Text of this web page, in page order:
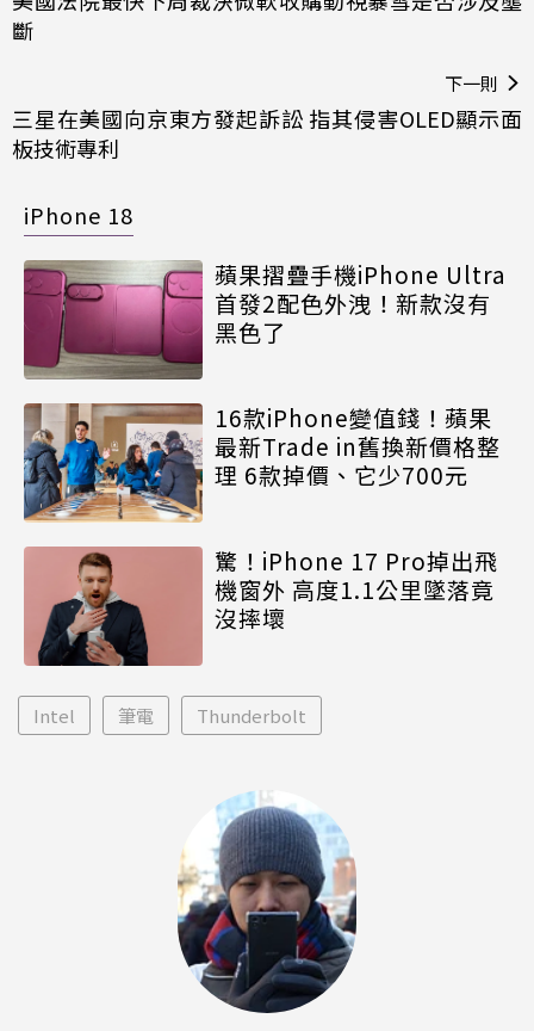
斷
下一則
三星在美國向京東方發起訴訟 指其侵害OLED顯示面
板技術專利
iPhone 18
蘋果摺疊手機iPhone Ultra
首發2配色外洩！新款沒有
黑色了
16款iPhone變值錢！蘋果
最新Trade in舊換新價格整
理 6款掉價、它少700元
驚！iPhone 17 Pro掉出飛
機窗外 高度1.1公里墜落竟
沒摔壞
Intel 筆電 Thunderbolt